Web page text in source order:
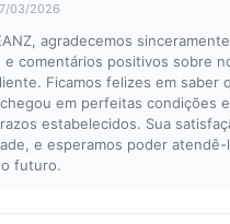
03/2026
agradecemos
e comentários positivos sobre
Ficamos felizes em saber
em perfeitas condições e
estabelecidos. Sua
e esperamos poder atendê-
futuro.